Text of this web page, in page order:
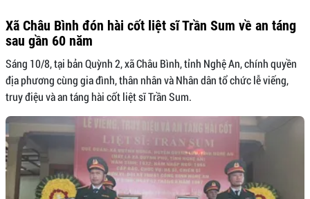
Xã Châu Bình đón hài cốt liệt sĩ Trần Sum về an táng
sau gần 60 năm
Sáng 10/8, tại bản Quỳnh 2, xã Châu Bình, tỉnh Nghệ An, chính quyền
địa phương cùng gia đình, thân nhân và Nhân dân tổ chức lễ viếng,
truy điệu và an táng hài cốt liệt sĩ Trần Sum.